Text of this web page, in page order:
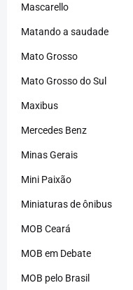
Mascarello
Matando a saudade
Mato Grosso
Mato Grosso do Sul
Maxibus
Mercedes Benz
Minas Gerais
Mini Paixão
Miniaturas de ônibus
MOB Ceará
MOB em Debate
MOB pelo Brasil